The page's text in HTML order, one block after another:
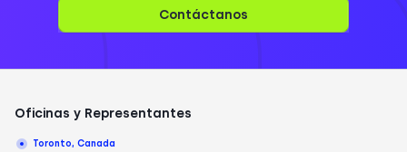
Contáctanos
Oficinas y Representantes
Toronto, Canada